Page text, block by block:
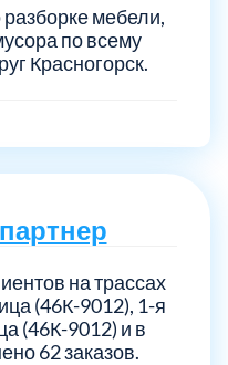
мебели,
по всему
Красногорск.
на трассах
(46К-9012), 1-я
(46К-9012) и в
62 заказов.